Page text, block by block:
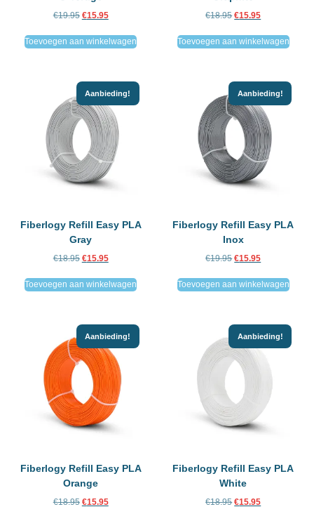
€19.95 €15.95
Toevoegen aan winkelwagen
€18.95 €15.95
Toevoegen aan winkelwagen
Aanbieding!
Fiberlogy Refill Easy PLA
Gray
€18.95 €15.95
Toevoegen aan winkelwagen
Aanbieding!
Fiberlogy Refill Easy PLA
Inox
€19.95 €15.95
Toevoegen aan winkelwagen
Aanbieding!
Fiberlogy Refill Easy PLA
Orange
€18.95 €15.95
Aanbieding!
Fiberlogy Refill Easy PLA
White
€18.95 €15.95